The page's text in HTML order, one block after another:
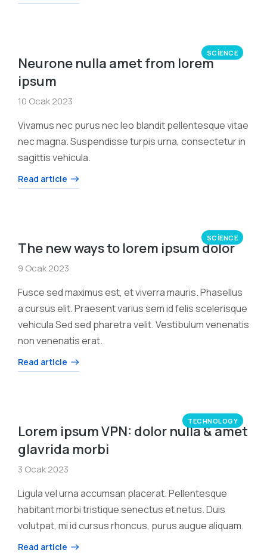
SCIENCE
Neurone nulla amet from lorem
ipsum
10 Ocak 2023
Vivamus nec purus nec leo blandit pellentesque vitae
nec magna. Suspendisse turpis urna, consectetur in
sagittis vehicula.
Read article
SCIENCE
The new ways to lorem ipsum dolor
9 Ocak 2023
Fusce sed maximus est, et viverra mauris. Phasellus
a cursus elit. Praesent varius sem id felis scelerisque
vehicula Sed sed pharetra velit. Vestibulum venenatis
non venenatis erat.
Read article
TECHNOLOGY
Lorem ipsum VPN: dolor nulla & amet
glavrida morbi
3 Ocak 2023
Ligula vel urna accumsan placerat. Pellentesque
habitant morbi tristique senectus et netus. Duis
volutpat, mi id cursus rhoncus, purus augue aliquam.
Read article